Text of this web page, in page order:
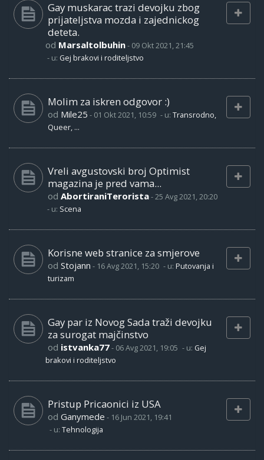
Gay muskarac trazi devojku zbog
prijateljstva mozda i zajednickog
deteta.
od Marsaltolbuhin- 09 Okt 2021, 21:45
- u: Gej brakovi i roditeljstvo
Molim za iskren odgovor :)
od Mile25 - 01 Okt 2021, 10:59 - u: Transrodno,
Queer, ...
Vreli avgustovski broj Optimist
magazina je pred vama...
od AbortiraniTerorista-25 Avg 2021, 20:20
- u: Scena
Korisne web stranice za smjerove
od Stojann - 16 Avg 2021, 15:20 - u: Putovanja i
turizam
Gay par iz Novog Sada traži devojku
za surogat majčinstvo
od istvanka77- 06 Avg 2021, 19:05 - u: Gej
brakovi i roditeljstvo
Pristup Pricaonici iz USA
od Ganymede - 16 Jun 2021, 19:41
- u: Tehnologija